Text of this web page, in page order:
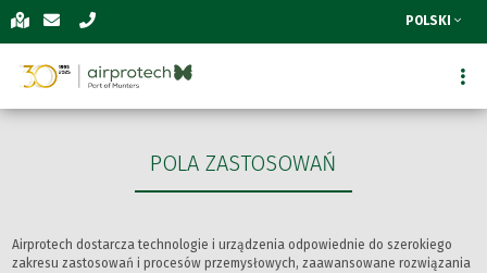
POLSKI
POLA ZASTOSOWAŃ
Airprotech dostarcza technologie i urządzenia odpowiednie do szerokiego
zakresu zastosowań i procesów przemysłowych, zaawansowane rozwiązania